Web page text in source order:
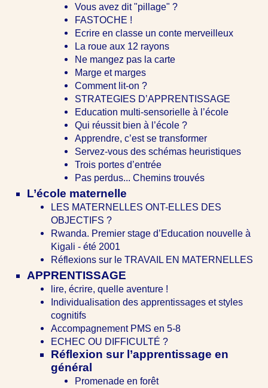
Vous avez dit "pillage" ?
FASTOCHE !
Ecrire en classe un conte merveilleux
La roue aux 12 rayons
Ne mangez pas la carte
Marge et marges
Comment lit-on ?
STRATEGIES D’APPRENTISSAGE
Education multi-sensorielle à l’école
Qui réussit bien à l’école ?
Apprendre, c’est se transformer
Servez-vous des schémas heuristiques
Trois portes d’entrée
Pas perdus... Chemins trouvés
L’école maternelle
LES MATERNELLES ONT-ELLES DES
OBJECTIFS ?
Rwanda. Premier stage d’Education nouvelle à
Kigali - été 2001
Réflexions sur le TRAVAIL EN MATERNELLES
APPRENTISSAGE
lire, écrire, quelle aventure !
Individualisation des apprentissages et styles
cognitifs
Accompagnement PMS en 5-8
ECHEC OU DIFFICULTÉ ?
Réflexion sur l’apprentissage en
général
Promenade en forêt